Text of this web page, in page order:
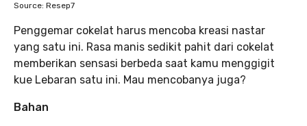
Source: Resep7
Penggemar cokelat harus mencoba kreasi nastar
yang satu ini. Rasa manis sedikit pahit dari cokelat
memberikan sensasi berbeda saat kamu menggigit
kue Lebaran satu ini. Mau mencobanya juga?
Bahan